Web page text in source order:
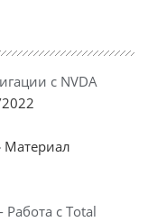
с NVDA
Материал
с Total